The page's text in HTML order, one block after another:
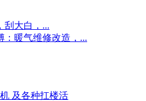
刮大白，...
：暖气维修改造，...
及各种扛楼活